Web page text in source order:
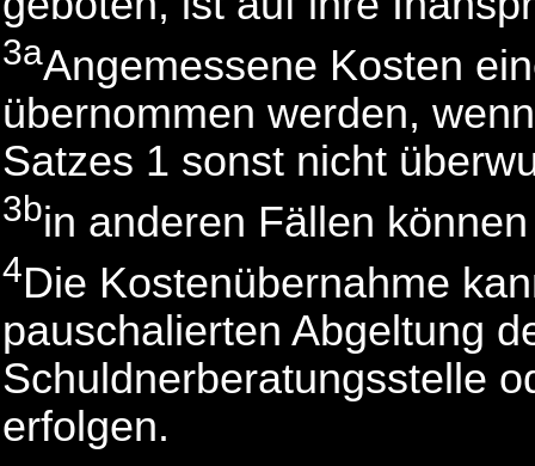
3aAngemessene Kosten
übernommen werden,
Satzes 1 sonst nicht
3bin anderen Fällen
4Die Kostenübernahme
pauschalierten Abgeltung
Schuldnerberatungsstelle
erfolgen.